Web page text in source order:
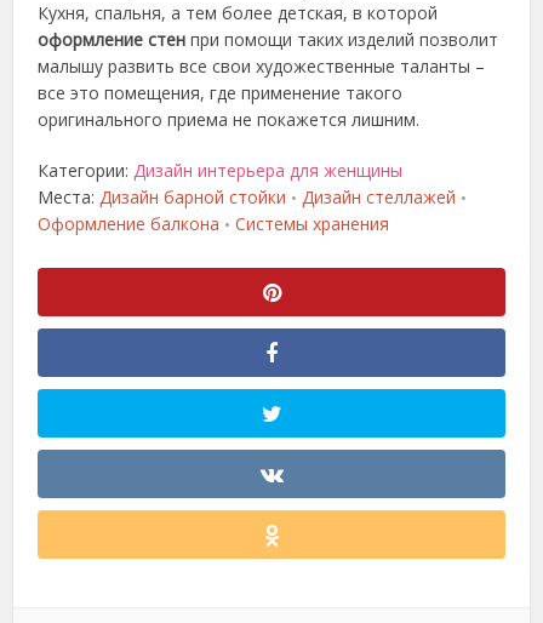
Кухня, спальня, а тем более детская, в которой
оформление стен при помощи таких изделий позволит
малышу развить все свои художественные таланты –
все это помещения, где применение такого
оригинального приема не покажется лишним.
Категории:Дизайн интерьера для женщины
Места:Дизайн барной стойки • Дизайн стеллажей •
Оформление балкона • Системы хранения